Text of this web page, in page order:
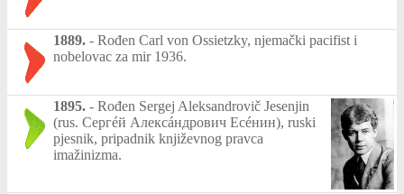
1889. - Rođen Carl von Ossietzky, njemački pacifist i
nobelovac za mir 1936.
1895. - Rođen Sergej Aleksandrovič Jesenjin
(rus. Сергéй Алексáндрович Есéнин), ruski
pjesnik, pripadnik književnog pravca
imažinizma.